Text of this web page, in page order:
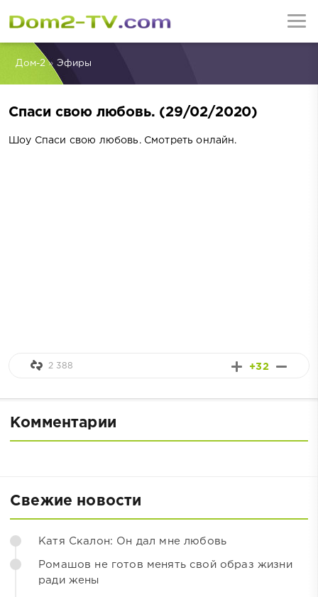
Дом-2» Эфиры
Спаси свою любовь. (29/02/2020)
Шоу Спаси свою любовь. Смотреть онлайн.
+32
2 388
Комментарии
Свежие новости
Катя Скалон: Он дал мне любовь
Ромашов не готов менять свой образ жизни
ради жены